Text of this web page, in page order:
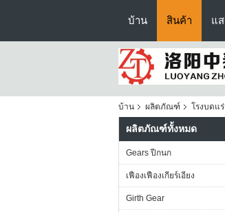
บ้าน สินค้า แ
บ้าน ผลิตภัณฑ์ โรงบดแร่
ผลิตภัณฑ์ทั้งหมด
Gears ปีกนก
เฟืองเฟืองเกียร์เอียง
Girth Gear